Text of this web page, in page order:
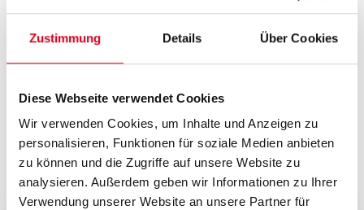
Zustimmung Details Über Cookies
Diese Webseite verwendet Cookies
Wir verwenden Cookies, um Inhalte und Anzeigen zu
personalisieren, Funktionen für soziale Medien anbieten
zu können und die Zugriffe auf unsere Website zu
analysieren. Außerdem geben wir Informationen zu Ihrer
Verwendung unserer Website an unsere Partner für
Dokumente